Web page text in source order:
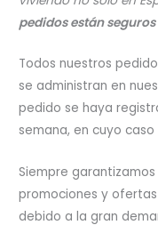
pedidos están
Todos nuestros
se administran en
pedido se haya
semana, en cuyo
Siempre
promociones y
debido a la gran